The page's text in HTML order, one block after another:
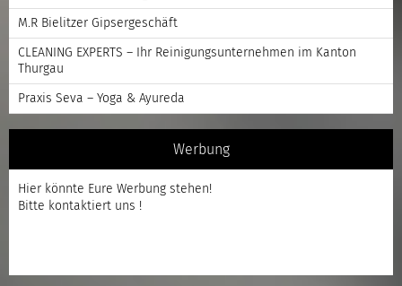
M.R Bielitzer Gipsergeschäft
CLEANING EXPERTS – Ihr Reinigungsunternehmen im Kanton
Thurgau
Praxis Seva – Yoga & Ayureda
Werbung
Hier könnte Eure Werbung stehen!
Bitte kontaktiert uns !